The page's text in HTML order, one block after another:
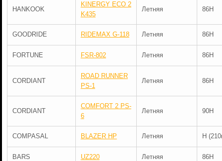
HANKOOK
KINERGY ECO 2
K435
Летняя 86H
GOODRIDE RIDEMAX G-118 Летняя 86H
FORTUNE FSR-802 Летняя 86H
CORDIANT
ROAD RUNNER
PS-1
Летняя 86H
CORDIANT
COMFORT 2 PS-
6
Летняя 90H
COMPASAL BLAZER HP Летняя H
BARS UZ220 Летняя 86H